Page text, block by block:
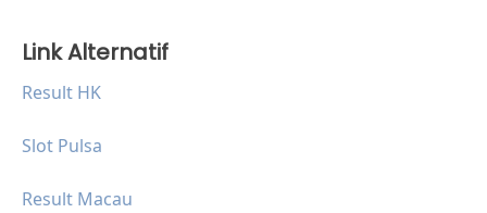
Link Alternatif
Result HK
Slot Pulsa
Result Macau